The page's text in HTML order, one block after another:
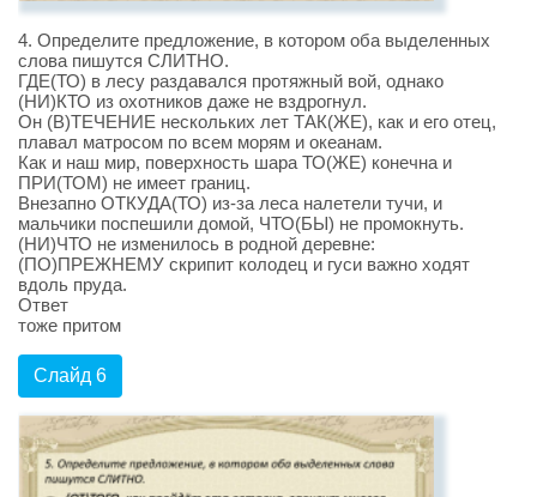
4. Определите предложение, в котором оба выделенных
слова пишутся СЛИТНО.
ГДЕ(ТО) в лесу раздавался протяжный вой, однако
(НИ)КТО из охотников даже не вздрогнул.
Он (В)ТЕЧЕНИЕ нескольких лет ТАК(ЖЕ), как и его отец,
плавал матросом по всем морям и океанам.
Как и наш мир, поверхность шара ТО(ЖЕ) конечна и
ПРИ(ТОМ) не имеет границ.
Внезапно ОТКУДА(ТО) из-за леса налетели тучи, и
мальчики поспешили домой, ЧТО(БЫ) не промокнуть.
(НИ)ЧТО не изменилось в родной деревне:
(ПО)ПРЕЖНЕМУ скрипит колодец и гуси важно ходят
вдоль пруда.
Ответ
тоже притом
Слайд 6